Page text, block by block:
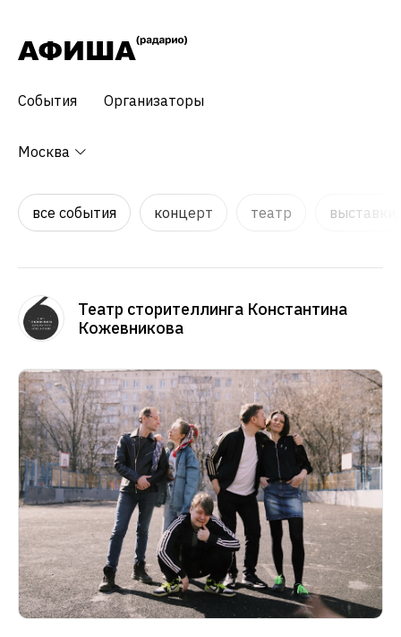
События Организаторы
Москва
все события концерт театр
Театр сторителлинга Константина
Кожевникова